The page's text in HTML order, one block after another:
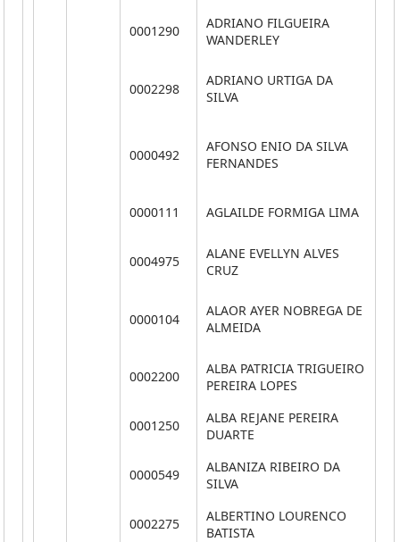
0001290
ADRIANO FILGUEIRA
WANDERLEY
0002298
ADRIANO URTIGA DA
SILVA
0000492
AFONSO ENIO DA SILVA
FERNANDES
0000111 AGLAILDE FORMIGA LIMA
0004975
ALANE EVELLYN ALVES
CRUZ
0000104
ALAOR AYER NOBREGA DE
ALMEIDA
0002200
ALBA PATRICIA TRIGUEIRO
PEREIRA LOPES
0001250
ALBA REJANE PEREIRA
DUARTE
0000549
ALBANIZA RIBEIRO DA
SILVA
0002275
ALBERTINO LOURENCO
BATISTA